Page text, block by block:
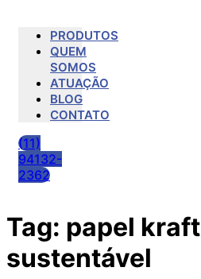
PRODUTOS
QUEM
SOMOS
ATUAÇÃO
BLOG
CONTATO
(11)
94132-
2362
Tag: papel kraft
sustentável